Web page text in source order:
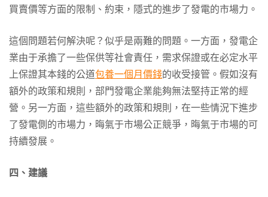
買賣價等方面的限制、約束，隱式的進步了發電的市場力。
這個問題若何解決呢？似乎是兩難的問題。一方面，發電企
業由于承擔了一些保供等社會責任，需求保證或在必定水平
上保證其本錢的公道包養一個月價錢的收受接管。假如沒有
額外的政策和規則，部門發電企業能夠無法堅持正常的經
營。另一方面，這些額外的政策和規則，在一些情況下進步
了發電側的市場力，晦氣于市場公正競爭，晦氣于市場的可
持續發展。
四、建議